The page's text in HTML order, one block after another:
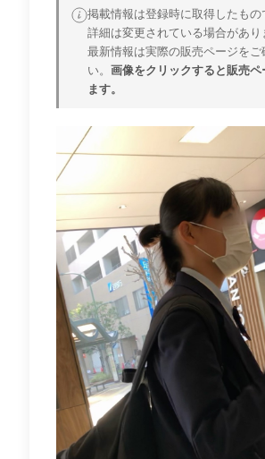
掲載情報は登録時に取得したもの
詳細は変更されている場合があり
最新情報は実際の販売ページをご
い。 画像をクリックすると販売ペ
ます。